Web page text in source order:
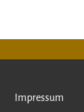
Impressum